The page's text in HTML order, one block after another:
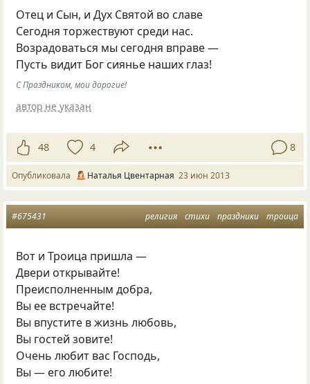
Отец и Сын, и Дух Святой во славе
Сегодня торжествуют среди нас.
Возрадоваться мы сегодня вправе —
Пусть видит Бог сиянье наших глаз!
С Праздником, мои дорогие!
автор не указан
48 4 8
Опубликовала Наталья Цвентарная 23 июн 2013
религия стихи праздники троица
#675431
Вот и Троица пришла —
Двери открывайте!
Преисполненным добра,
Вы ее встречайте!
Вы впустите в жизнь любовь,
Вы гостей зовите!
Очень любит вас Господь,
Вы — его любите!